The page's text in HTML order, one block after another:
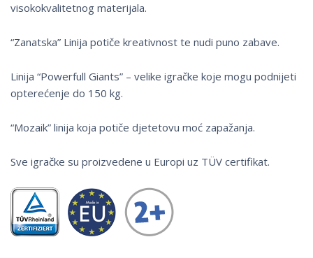
visokokvalitetnog materijala.
“Zanatska” Linija potiče kreativnost te nudi puno zabave.
Linija “Powerfull Giants” – velike igračke koje mogu podnijeti
opterećenje do 150 kg.
“Mozaik” linija koja potiče djetetovu moć zapažanja.
Sve igračke su proizvedene u Europi uz TÜV certifikat.